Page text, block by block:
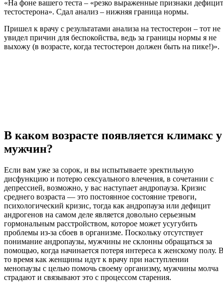
«На фоне вашего теста – «резко выраженные признаки
тестостерона». Сдал анализ – нижняя граница нормы.
Пришел к врачу с результатами анализа на тестостерон – тот не
увидел причин для беспокойства, ведь за границы нормы я не
выхожу (в возрасте, когда тестостерон должен быть на пике!)».
В каком возрасте появляется климакс у
мужчин?
Если вам уже за сорок, и вы испытываете эректильную
дисфункцию и потерю сексуального влечения, в сочетании с
депрессией, возможно, у вас наступает андропауза. Кризис
среднего возраста — это постоянное состояние тревоги,
психологический кризис, тогда как андропауза или дефицит
андрогенов на самом деле является довольно серьезным
гормональным расстройством, которое может усугубить
проблемы из-за сбоев в организме. Поскольку отсутствует
понимание андропаузы, мужчины не склонны обращаться за
помощью, когда начинается потеря интереса к женскому полу.
то время как женщины идут к врачу при наступлении
менопаузы с целью помочь своему организму, мужчины молча
страдают и связывают это с процессом старения.